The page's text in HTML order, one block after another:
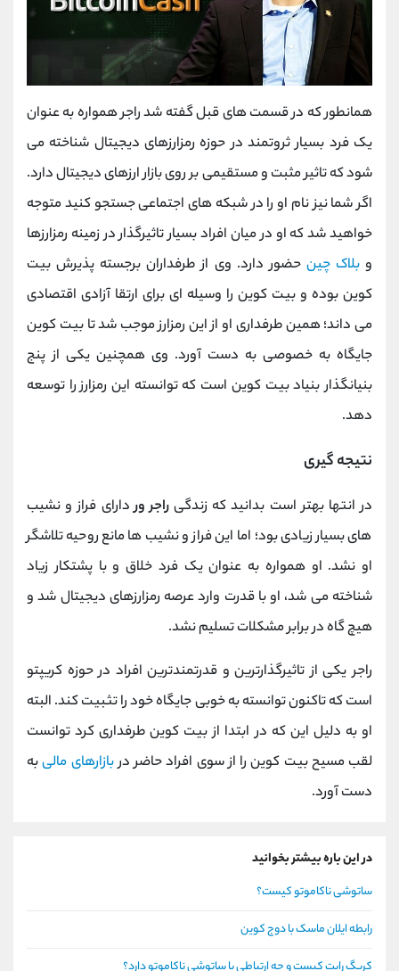
همانطور که در قسمت های قبل گفته شد راجر همواره به عنوان
یک فرد بسیار ثروتمند در حوزه رمزارزهای دیجیتال شناخته می
شود که تاثیر مثبت و مستقیمی بر روی بازار ارزهای دیجیتال دارد.
اگر شما نیز نام او را در شبکه های اجتماعی جستجو کنید متوجه
خواهید شد که او در میان افراد بسیار تاثیرگذار در زمینه رمزارزها
وبلاک چین حضور دارد. وی از طرفداران برجسته پذیرش بیت
کوین بوده و بیت کوین را وسیله‌ ای برای ارتقا آزادی اقتصادی
می ‌داند؛ همین طرفداری او از این رمزارز موجب شد تا بیت کوین
جایگاه به خصوصی به دست آورد. وی همچنین یکی از پنج
بنیانگذار بنیاد بیت کوین است که توانسته این رمزارز را توسعه
دهد.
نتیجه گیری
در انتها بهتر است بدانید که زندگیراجر وردارای فراز و نشیب
های بسیار زیادی بود؛ اما این فراز و نشیب ها مانع روحیه تلاشگر
او نشد. او همواره به عنوان یک فرد خلاق و با پشتکار زیاد
شناخته می شد، او با قدرت وارد عرصه رمزارزهای دیجیتال شد و
هیچ گاه در برابر مشکلات تسلیم نشد.
راجر یکی از تاثیرگذارترین و قدرتمندترین افراد در حوزه کریپتو
است که تاکنون توانسته به خوبی جایگاه خود را تثبیت کند. البته
او به دلیل این که در ابتدا از بیت کوین طرفداری کرد توانست
لقب مسیح بیت کوین را از سوی افراد حاضر دربازارهای مالیبه
دست آورد.
در این باره بیشتر بخوانید
ساتوشی ناکاموتو کیست؟
رابطه ایلان ماسک با دوج کوین
کریگ رایت کیست و چه ارتباطی با ساتوشی ناکاموتو دارد؟